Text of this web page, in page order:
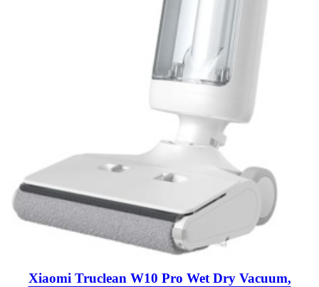
Xiaomi Truclean W10 Pro Wet Dry Vacuum,